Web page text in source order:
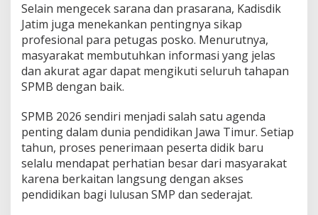
Selain mengecek sarana dan prasarana, Kadisdik
Jatim juga menekankan pentingnya sikap
profesional para petugas posko. Menurutnya,
masyarakat membutuhkan informasi yang jelas
dan akurat agar dapat mengikuti seluruh tahapan
SPMB dengan baik.
SPMB 2026 sendiri menjadi salah satu agenda
penting dalam dunia pendidikan Jawa Timur. Setiap
tahun, proses penerimaan peserta didik baru
selalu mendapat perhatian besar dari masyarakat
karena berkaitan langsung dengan akses
pendidikan bagi lulusan SMP dan sederajat.